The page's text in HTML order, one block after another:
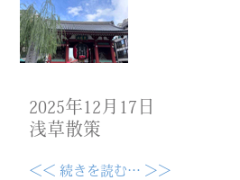
2025年12月17日
浅草散策
＜＜ 続きを読む… ＞＞